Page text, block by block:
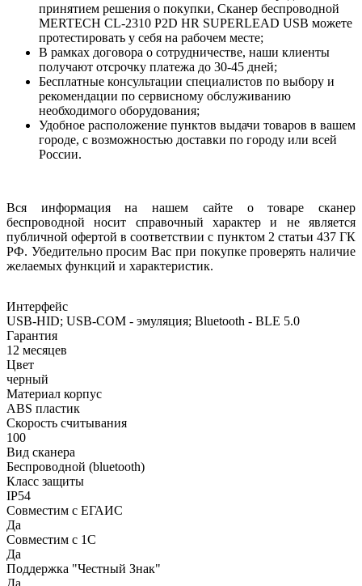
принятием решения о покупки, Сканер беспроводной
MERTECH CL-2310 P2D HR SUPERLEAD USB можете
протестировать у себя на рабочем месте;
В рамках договора о сотрудничестве, наши клиенты
получают отсрочку платежа до 30-45 дней;
Бесплатные консультации специалистов по выбору и
рекомендации по сервисному обслуживанию
необходимого оборудования;
Удобное расположение пунктов выдачи товаров в вашем
городе, с возможностью доставки по городу или всей
России.
Вся информация на нашем сайте о товаре сканер
беспроводной носит справочный характер и не является
публичной офертой в соответствии с пунктом 2 статьи 437 ГК
РФ. Убедительно просим Вас при покупке проверять наличие
желаемых функций и характеристик.
Интерфейс
USB-HID; USB-COM - эмуляция; Bluetooth - BLE 5.0
Гарантия
12 месяцев
Цвет
черный
Материал корпус
ABS пластик
Скорость считывания
100
Вид сканера
Беспроводной (bluetooth)
Класс защиты
IP54
Совместим с ЕГАИС
Да
Совместим с 1С
Да
Поддержка "Честный Знак"
Да